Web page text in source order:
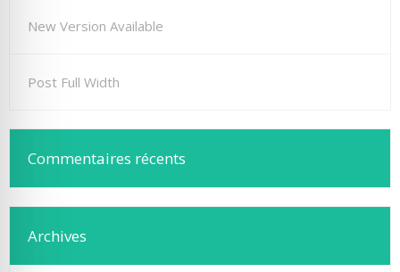
New Version Available
Post Full Width
Commentaires récents
Archives